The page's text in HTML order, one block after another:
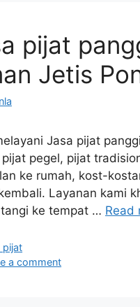
pijat
Jetis
Jasa pijat
pegel, pijat
ke rumah, kost-
Layanan kami
ke tempat … Read
pijat
a comment